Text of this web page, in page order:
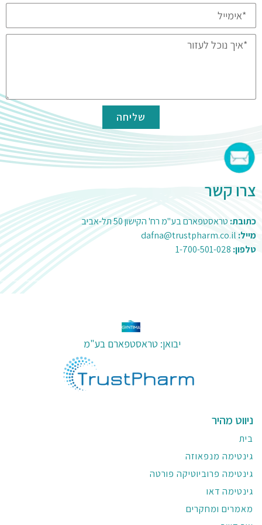
שליחה
צרו קשר
כתובת: טראסטפארם בע"מ רח' הקישון 50 תל-אביב
מייל: dafna@trustpharm.co.il
טלפון: 1-700-501-028
יבואן: טראסטפארם בע"מ
ניווט מהיר
בית
גינטימה מנפאוזה
גינטימה פרוביוטיקה פורטה
גינטימה דאו
מאמרים ומחקרים